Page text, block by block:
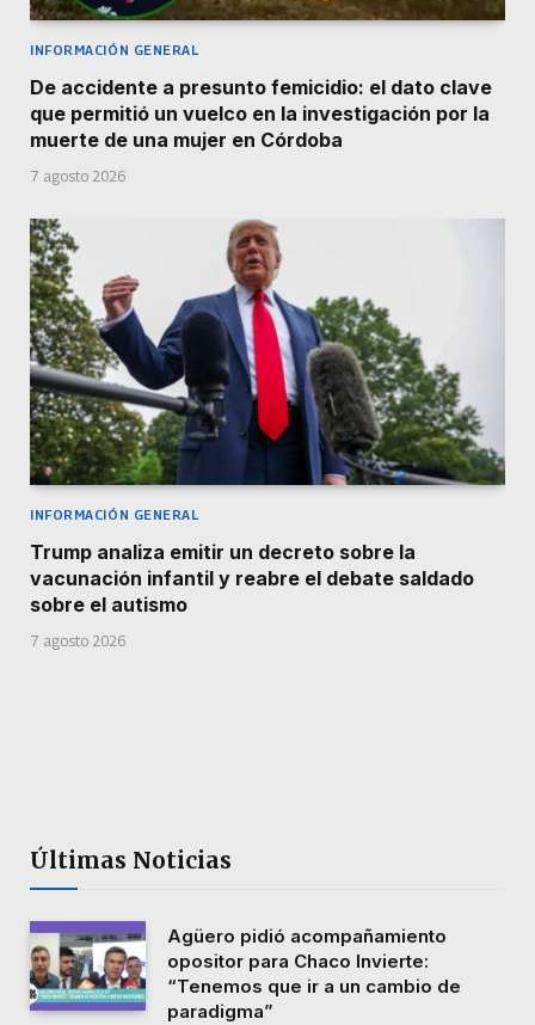
INFORMACIÓN GENERAL
De accidente a presunto femicidio: el dato clave
que permitió un vuelco en la investigación por la
muerte de una mujer en Córdoba
7 agosto 2026
INFORMACIÓN GENERAL
Trump analiza emitir un decreto sobre la
vacunación infantil y reabre el debate saldado
sobre el autismo
7 agosto 2026
Últimas Noticias
Agüero pidió acompañamiento
opositor para Chaco Invierte:
“Tenemos que ir a un cambio de
paradigma”